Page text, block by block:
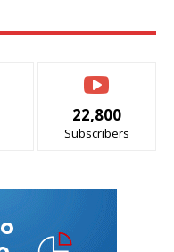
22,800
Subscribers